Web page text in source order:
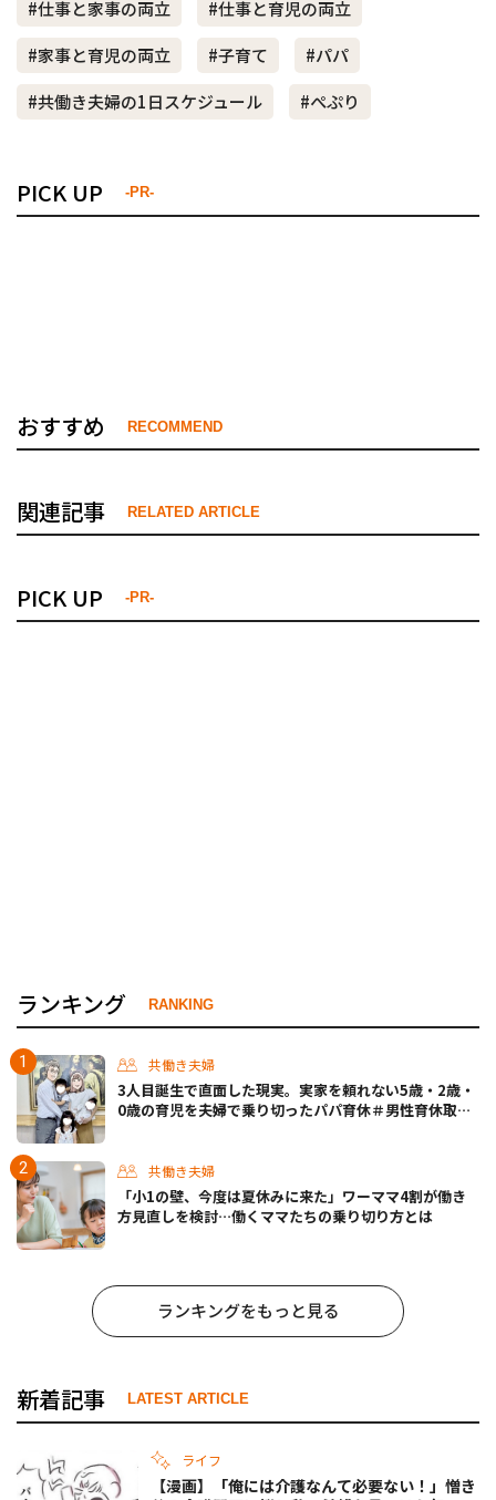
#仕事と家事の両立
#仕事と育児の両立
#家事と育児の両立
#子育て
#パパ
#共働き夫婦の1日スケジュール
#ぺぷり
PICK UP -PR-
おすすめ RECOMMEND
関連記事 RELATED ARTICLE
PICK UP -PR-
ランキング RANKING
共働き夫婦
3人目誕生で直面した現実。実家を頼れない5歳・2歳・
0歳の育児を夫婦で乗り切ったパパ育休＃男性育休取っ
共働き夫婦
「小1の壁、今度は夏休みに来た」ワーママ4割が働き
方見直しを検討…働くママたちの乗り切り方とは
ランキングをもっと見る
新着記事 LATEST ARTICLE
ライフ
【漫画】「俺には介護なんて必要ない！」憎き